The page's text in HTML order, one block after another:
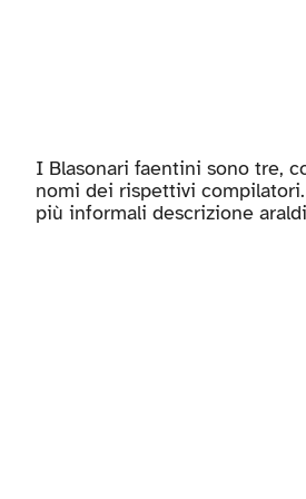
I Blasonari faentini sono tre,
nomi dei rispettivi
più informali descrizione
significato principale, è la